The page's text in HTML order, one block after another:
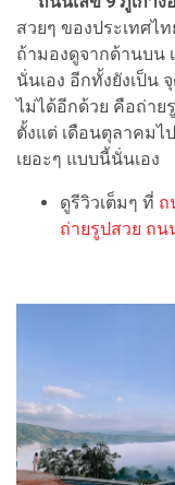
สวยๆ ของประเทศไ
ถ้ามองดูจากด้านบน
นั่นเอง อีกทั้งยังเป็น
ไม่ได้อีกด้วย คือถ่าย
ตั้งแต่ เดือนตุลาคม
เยอะๆ แบบนี้นั่นเอง
ดูรีวิวเต็มๆ ที่ ถ
ถ่ายรูปสวย ถน